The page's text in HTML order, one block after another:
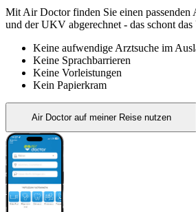
Mit Air Doctor finden Sie einen
und der UKV abgerechnet - das schont das
Keine aufwendige Arztsuche im
Keine Sprachbarrieren
Keine Vorleistungen
Kein Papierkram
Air Doctor auf meiner Reise nutzen